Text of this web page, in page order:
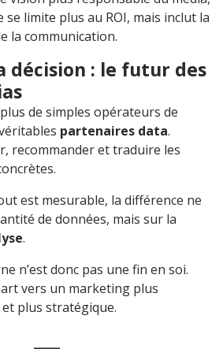
limite plus au ROI, mais inclut la
la communication.
décision : le futur des
de simples opérateurs de
partenaires data.
recommander et traduire les
est mesurable, la différence ne
de données, mais sur la
.
n’est donc pas une fin en soi.
vers un marketing plus
plus stratégique.